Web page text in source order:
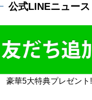
公式LINEニュース
豪華5大特典プレゼント!